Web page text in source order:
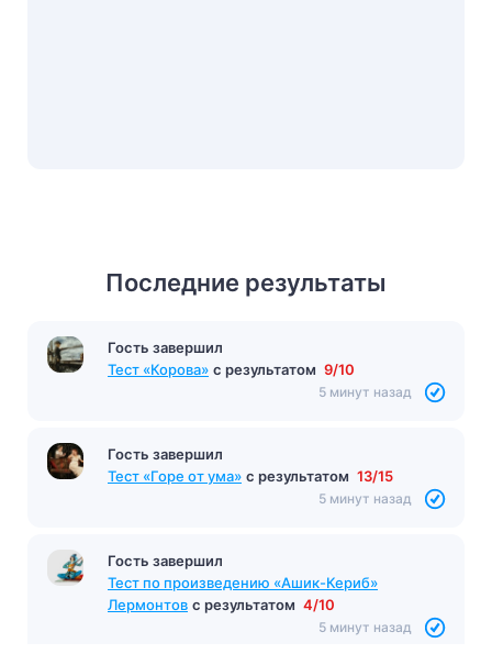
Последние результаты
Гость завершил
Тест «Корова» с результатом 9/10
5 минут назад
Гость завершил
Тест «Горе от ума» с результатом 13/15
5 минут назад
Гость завершил
Тест по произведению «Ашик-Кериб»
Лермонтов с результатом 4/10
5 минут назад